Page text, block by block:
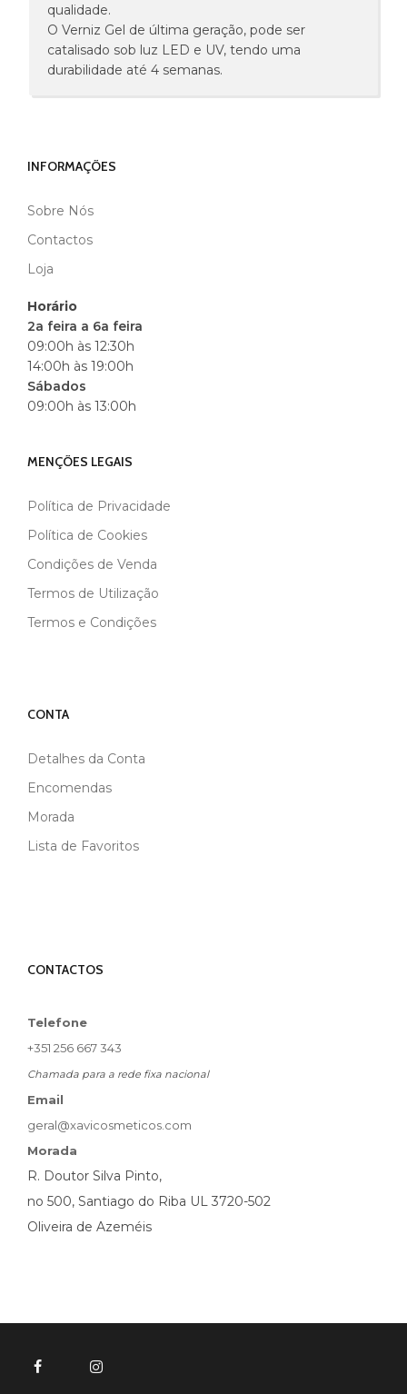
qualidade.
O Verniz Gel de última geração, pode ser
catalisado sob luz LED e UV, tendo uma
durabilidade até 4 semanas.
INFORMAÇÕES
Sobre Nós
Contactos
Loja
Horário
2a feira a 6a feira
09:00h às 12:30h
14:00h às 19:00h
Sábados
09:00h às 13:00h
MENÇÕES LEGAIS
Política de Privacidade
Política de Cookies
Condições de Venda
Termos de Utilização
Termos e Condições
CONTA
Detalhes da Conta
Encomendas
Morada
Lista de Favoritos
CONTACTOS
Telefone
+351 256 667 343
Chamada para a rede fixa nacional
Email
geral@xavicosmeticos.com
Morada
R. Doutor Silva Pinto,
no 500, Santiago do Riba UL 3720-502
Oliveira de Azeméis